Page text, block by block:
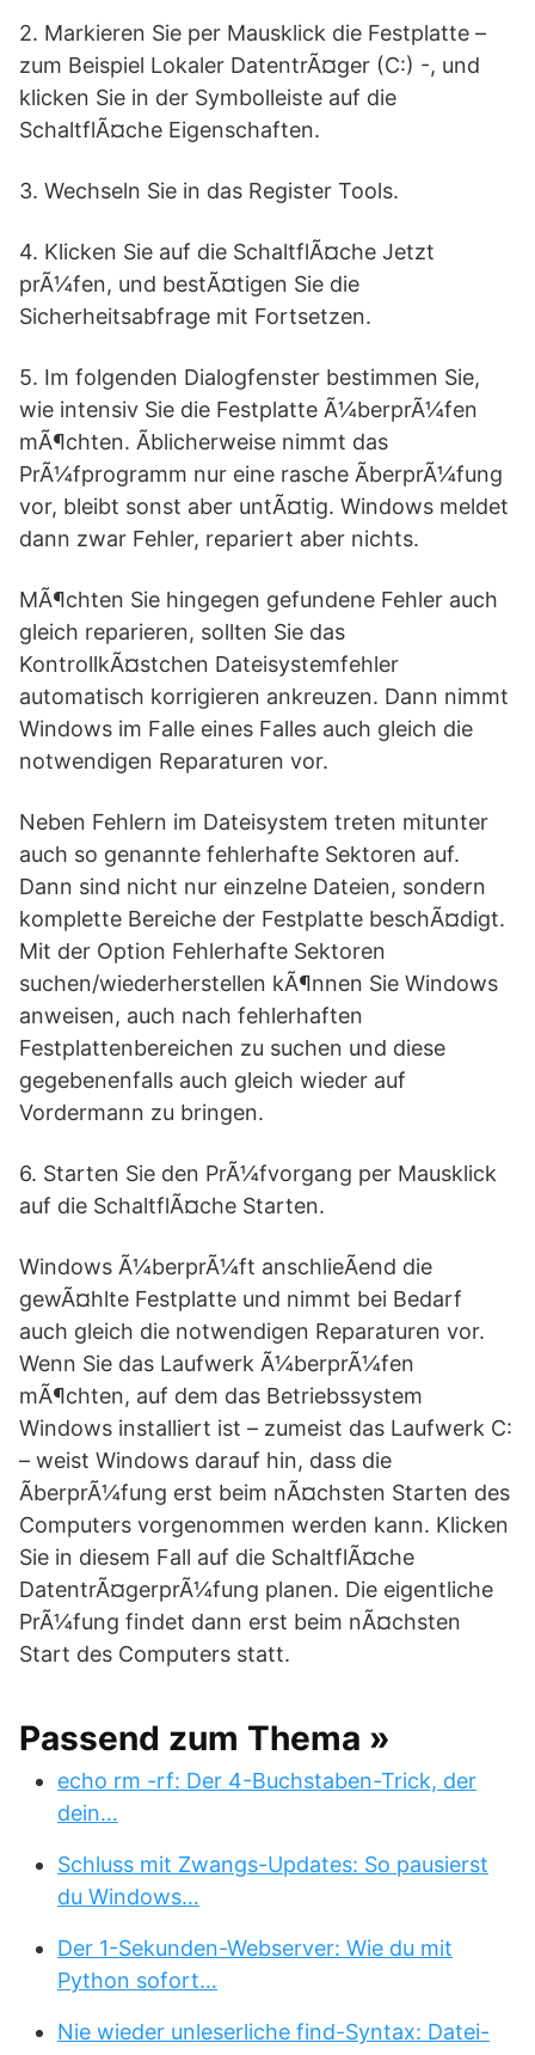
2. Markieren Sie per Mausklick die Festplatte –
zum Beispiel Lokaler DatentrÃ¤ger (C:) -, und
klicken Sie in der Symbolleiste auf die
SchaltflÃ¤che Eigenschaften.
3. Wechseln Sie in das Register Tools.
4. Klicken Sie auf die SchaltflÃ¤che Jetzt
prÃ¼fen, und bestÃ¤tigen Sie die
Sicherheitsabfrage mit Fortsetzen.
5. Im folgenden Dialogfenster bestimmen Sie,
wie intensiv Sie die Festplatte Ã¼berprÃ¼fen
mÃ¶chten. Ãblicherweise nimmt das
PrÃ¼fprogramm nur eine rasche ÃberprÃ¼fung
vor, bleibt sonst aber untÃ¤tig. Windows meldet
dann zwar Fehler, repariert aber nichts.
MÃ¶chten Sie hingegen gefundene Fehler auch
gleich reparieren, sollten Sie das
KontrollkÃ¤stchen Dateisystemfehler
automatisch korrigieren ankreuzen. Dann nimmt
Windows im Falle eines Falles auch gleich die
notwendigen Reparaturen vor.
Neben Fehlern im Dateisystem treten mitunter
auch so genannte fehlerhafte Sektoren auf.
Dann sind nicht nur einzelne Dateien, sondern
komplette Bereiche der Festplatte beschÃ¤digt.
Mit der Option Fehlerhafte Sektoren
suchen/wiederherstellen kÃ¶nnen Sie Windows
anweisen, auch nach fehlerhaften
Festplattenbereichen zu suchen und diese
gegebenenfalls auch gleich wieder auf
Vordermann zu bringen.
6. Starten Sie den PrÃ¼fvorgang per Mausklick
auf die SchaltflÃ¤che Starten.
Windows Ã¼berprÃ¼ft anschlieÃend die
gewÃ¤hlte Festplatte und nimmt bei Bedarf
auch gleich die notwendigen Reparaturen vor.
Wenn Sie das Laufwerk Ã¼berprÃ¼fen
mÃ¶chten, auf dem das Betriebssystem
Windows installiert ist – zumeist das Laufwerk C:
– weist Windows darauf hin, dass die
ÃberprÃ¼fung erst beim nÃ¤chsten Starten des
Computers vorgenommen werden kann. Klicken
Sie in diesem Fall auf die SchaltflÃ¤che
DatentrÃ¤gerprÃ¼fung planen. Die eigentliche
PrÃ¼fung findet dann erst beim nÃ¤chsten
Start des Computers statt.
Passend zum Thema »
echo rm -rf: Der 4-Buchstaben-Trick, der
dein…
Schluss mit Zwangs-Updates: So pausierst
du Windows…
Der 1-Sekunden-Webserver: Wie du mit
Python sofort…
Nie wieder unleserliche find-Syntax: Datei-